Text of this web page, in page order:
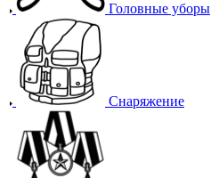
Головные уборы
Снаряжение